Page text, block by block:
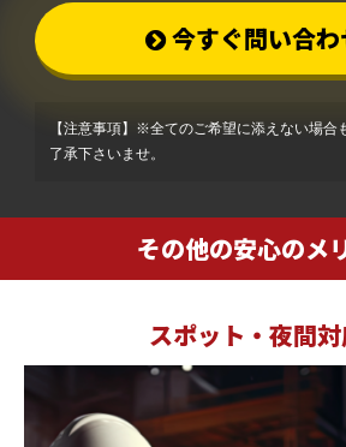
今すぐ問い合わ
【注意事項】※全てのご希望に添えない場合
了承下さいませ。
その他の安心のメ
スポット・夜間